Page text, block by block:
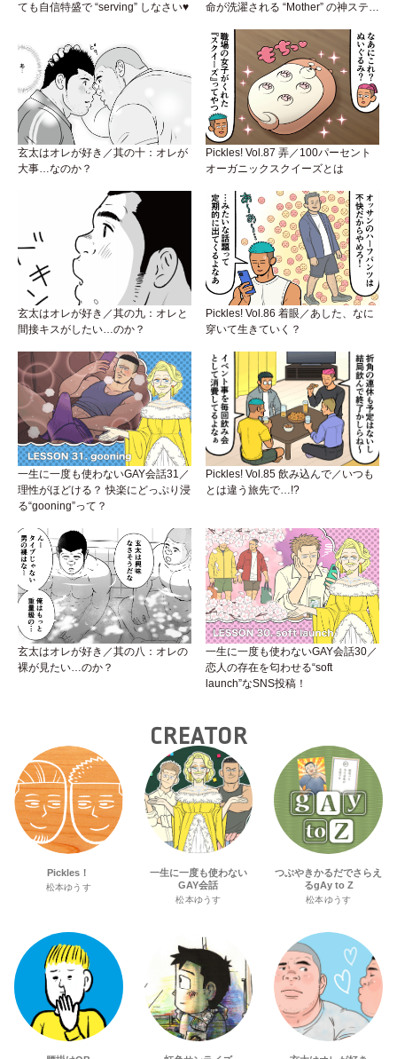
ても自信特盛で “serving” しなさい♥
命が洗濯される “Mother” の神ステー
玄太はオレが好き／其の十：オレが
大事…なのか？
Pickles! Vol.87 弄／100パーセント
オーガニックスクイーズとは
玄太はオレが好き／其の九：オレと
間接キスがしたい…のか？
Pickles! Vol.86 着眼／あした、なに
穿いて生きていく？
一生に一度も使わないGAY会話31／
理性がほどける？ 快楽にどっぷり浸
る“gooning”って？
Pickles! Vol.85 飲み込んで／いつも
とは違う旅先で…!?
玄太はオレが好き／其の八：オレの
裸が見たい…のか？
一生に一度も使わないGAY会話30／
恋人の存在を匂わせる“soft
launch”なSNS投稿！
CREATOR
Pickles！
松本ゆうす
一生に一度も使わない
GAY会話
松本ゆうす
つぶやきかるだでさらえ
るgAy to Z
松本ゆうす